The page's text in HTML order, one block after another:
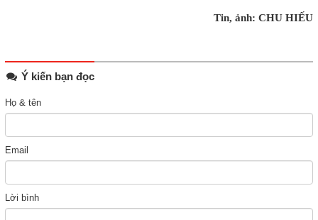
Tin, ảnh: CHU HIẾU
Ý kiến bạn đọc
Họ & tên
Email
Lời bình